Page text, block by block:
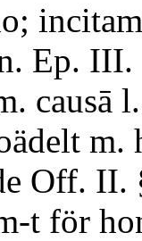
Ep. III.
causā
m.
Off. II.
t för